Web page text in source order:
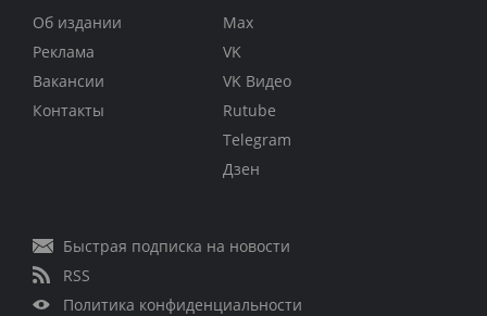
Об издании
Реклама
Вакансии
Контакты
Max
VK
VK Видео
Rutube
Telegram
Дзен
Быстрая подписка на новости
RSS
Политика конфиденциальности